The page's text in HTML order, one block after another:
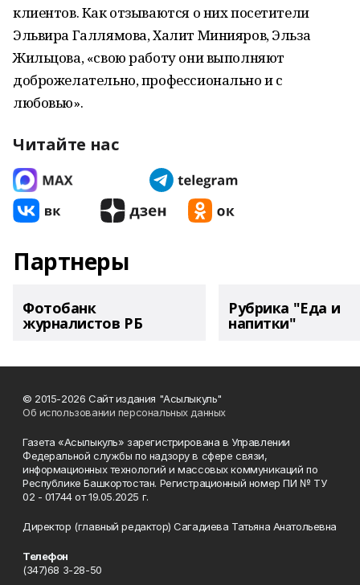
клиентов. Как отзываются о них посетители
Эльвира Галлямова, Халит Минияров, Эльза
Жильцова, «свою работу они выполняют
доброжелательно, профессионально и с
любовью».
Читайте нас
Партнеры
Фотобанк
журналистов РБ
Рубрика "Еда и
напитки"
© 2015-2026 Сайт издания "Асылыкуль"
Об использовании персональных данных
Газета «Асылыкуль» зарегистрирована в Управлении
Федеральной службы по надзору в сфере связи,
информационных технологий и массовых коммуникаций по
Республике Башкортостан. Регистрационный номер ПИ № ТУ
02 - 01744 от 19.05.2025 г.
Директор (главный редактор) Сагадиева Татьяна Анатольевна
Телефон
(347)68 3-28-50